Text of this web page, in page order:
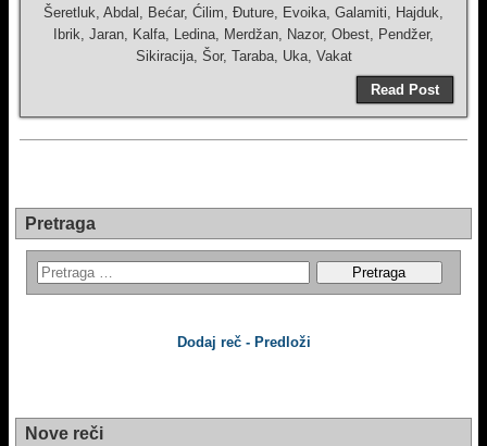
Šeretluk, Abdal, Bećar, Ćilim, Đuture, Evoika, Galamiti, Hajduk,
Ibrik, Jaran, Kalfa, Ledina, Merdžan, Nazor, Obest, Pendžer,
Sikiracija, Šor, Taraba, Uka, Vakat
Read Post
Pretraga
Dodaj reč - Predloži
Nove reči